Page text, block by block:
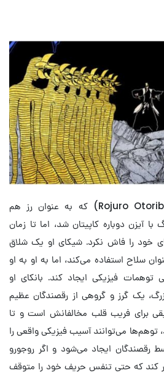
روجورو اوتوریباشی (Rojuro Otoribashi) که به عنوان رز هم
آیزن دوباره کاپیتان شد، اما تا زمان
خود را فاش نکرد. شیکای او یک شلاق
سلاح استفاده می‌کند، اما به او به او
توهمات فیزیکی ایجاد کند. بانکای او
یک گرز و گروهی از رقصندگان عظیم
برای فریب قلب مخالفانش است و تا
توهم‌ها می‌توانند آسیب فیزیکی واقعی را
رقصندگان ایجاد می‌شود و اگر روجورو
کند که حتی تنفس حریف خود را متوقف